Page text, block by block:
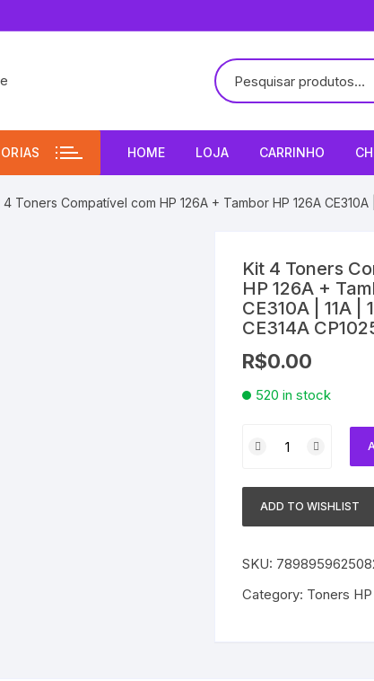
HOME LOJA CARRINHO
4 Toners Compatível com HP 126A + Tambor HP 126A CE310A
Kit 4 Toners
HP 126A +
CE310A | 11A |
CE314A
R$0.00
520 in stock
Compatível
126A
Tambor
ADD TO WISHLIST
SKU:
Category: Toners HP